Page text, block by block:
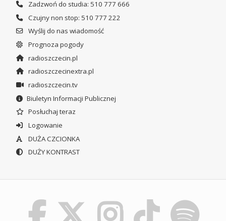
Zadzwoń do studia: 510 777 666
Czujny non stop: 510 777 222
Wyślij do nas wiadomość
Prognoza pogody
radioszczecin.pl
radioszczecinextra.pl
radioszczecin.tv
Biuletyn Informacji Publicznej
Posłuchaj teraz
Logowanie
DUŻA CZCIONKA
DUŻY KONTRAST